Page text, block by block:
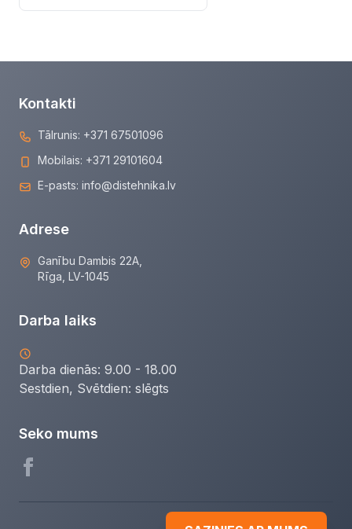
Kontakti
Tālrunis: +371 67501096
Mobilais: +371 29101604
E-pasts: info@distehnika.lv
Adrese
Ganību Dambis 22A,
Rīga, LV-1045
Darba laiks
Darba dienās: 9.00 - 18.00
Sestdien, Svētdien: slēgts
Seko mums